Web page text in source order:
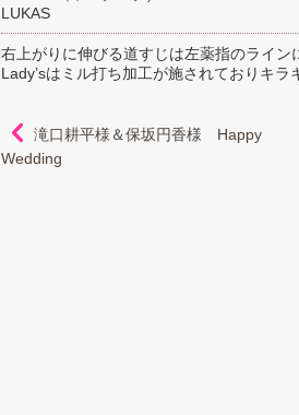
LUKAS
右上がりに伸びる道すじは左薬指のライン
Lady’sはミル打ち加工が施されておりキラ
滝口耕平様＆保坂円香様 Happy
Wedding